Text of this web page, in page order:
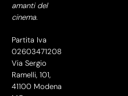
amanti del
cinema.
Partita Iva
02603471208
Via Sergio
Ramelli, 101,
41100 Modena